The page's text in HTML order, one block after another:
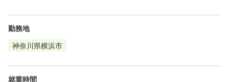
勤務地
神奈川県横浜市
就業時間